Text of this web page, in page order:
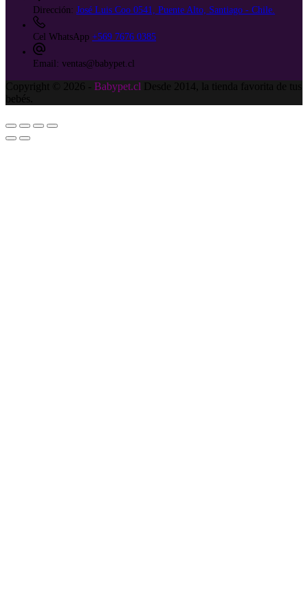
Dirección: José Luis Coo 0541, Puente Alto, Santiago - Chile.
Cel WhatsApp +569 7676 0385
Email: ventas@babypet.cl
Copyright © 2026 - Babypet.cl Desde 2014, la tienda favorita de tus
bebés.